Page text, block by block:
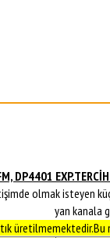
DP4401
olmak isteyen
yan kanala